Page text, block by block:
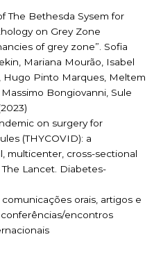
The Bethesda Sysem for
on Grey Zone
of grey zone”. Sofia
Mariana Mourão, Isabel
Hugo Pinto Marques, Meltem
Bongiovanni, Sule
on surgery for
(THYCOVID): a
multicenter, cross-sectional
Lancet. Diabetes-
orais, artigos e
encontros